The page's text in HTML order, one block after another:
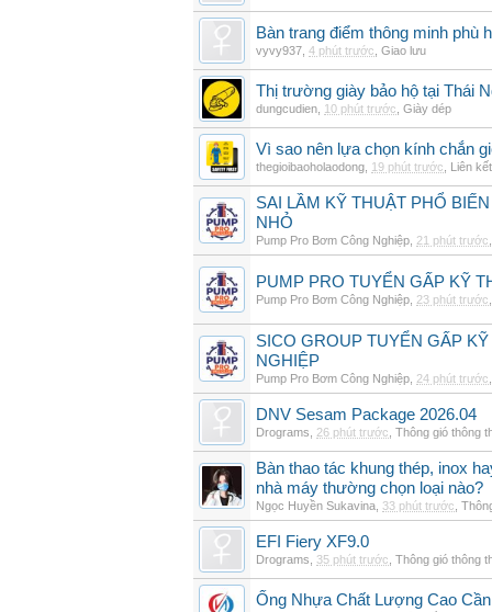
Bàn trang điểm thông minh phù
vyvy937 4 phút trước Giao lưu
Thị trường giày bảo hộ tại Thái
dungcudien 10 phút trước Giày dép
Vì sao nên lựa chọn kính chắn
thegioibaoholaodong 19 phút trước Liên kết
SAI LẦM KỸ THUẬT PHỔ
NHỎ
Pump Pro Bơm Công Nghiệp 21 phút trước
PUMP PRO TUYỂN GẤP KỸ
Pump Pro Bơm Công Nghiệp 23 phút trước
SICO GROUP TUYỂN GẤP
NGHIỆP
Pump Pro Bơm Công Nghiệp 24 phút trước
DNV Sesam Package 2026.04
Drograms 26 phút trước Thông gió thông
Bàn thao tác khung thép, inox
nhà máy thường chọn loại nào?
Ngọc Huyền Sukavina 33 phút trước
EFI Fiery XF9.0
Drograms 35 phút trước Thông gió thông
Ống Nhựa Chất Lượng Cao